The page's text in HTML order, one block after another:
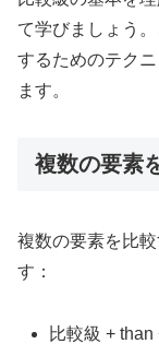
て学びましょう
するためのテク
ます。
複数の要素
複数の要素を比
す：
比較級 + than